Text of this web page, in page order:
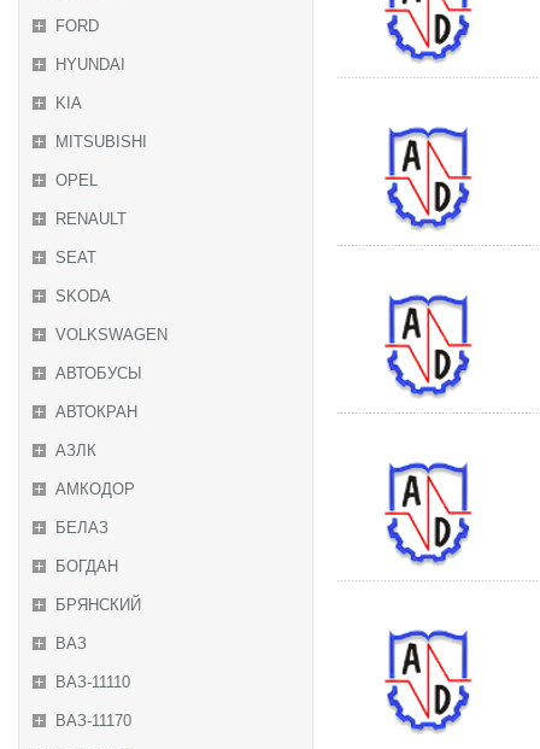
FORD
HYUNDAI
KIA
MITSUBISHI
OPEL
RENAULT
SEAT
SKODA
VOLKSWAGEN
АВТОБУСЫ
АВТОКРАН
АЗЛК
АМКОДОР
БЕЛАЗ
БОГДАН
БРЯНСКИЙ
ВАЗ
ВАЗ-11110
ВАЗ-11170